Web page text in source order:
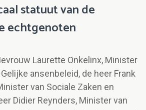
statuut van de
echtgenoten
Laurette Onkelinx, Minister
ansenbeleid, de heer Frank
van Sociale Zaken en
Didier Reynders, Minister van